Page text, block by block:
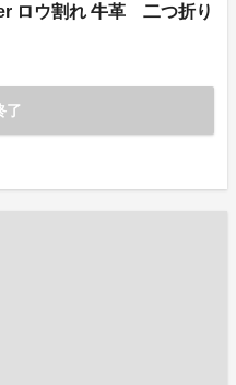
ロウ割れ 牛革 二つ折り
了